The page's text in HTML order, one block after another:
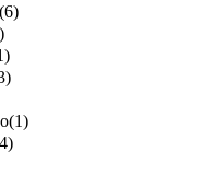
(6)
(1)